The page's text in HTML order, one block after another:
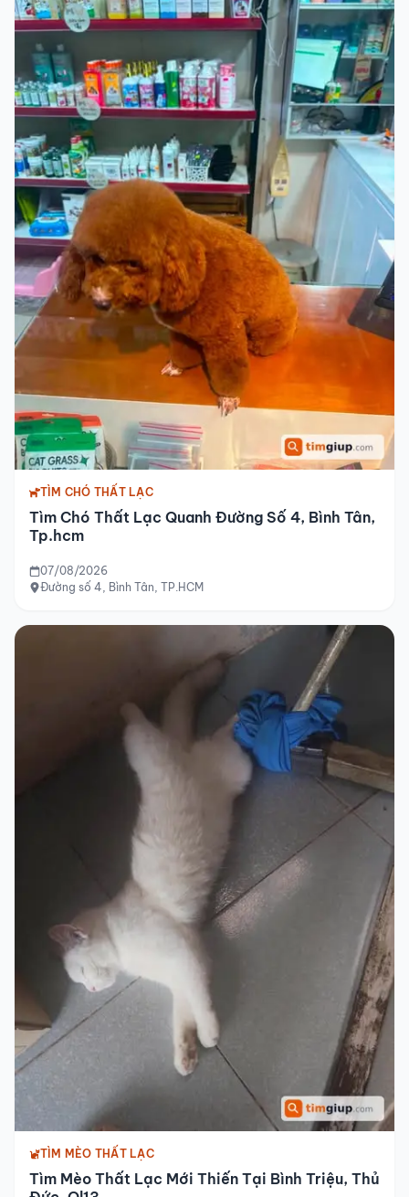
TÌM CHÓ THẤT LẠC
Tìm Chó Thất Lạc Quanh Đường Số 4, Bình Tân,
Tp.hcm
07/08/2026
Đường số 4, Bình Tân, TP.HCM
TÌM MÈO THẤT LẠC
Tìm Mèo Thất Lạc Mới Thiến Tại Bình Triệu, Thủ